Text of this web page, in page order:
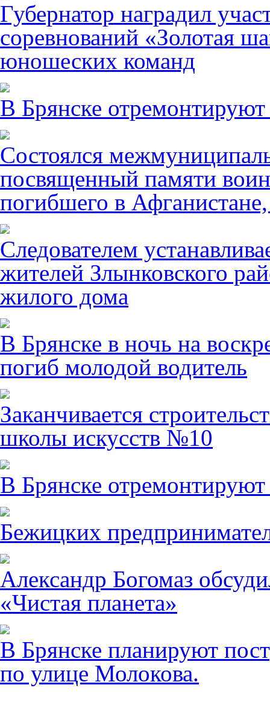
Губернатор наградил
соревнований «Золотая
юношеских команд
В Брянске
Состоялся
посвященный памяти
погибшего в
Следователем
жителей Злынковского
жилого дома
В Брянске в ночь на
погиб молодой водитель
Заканчивается
школы искусств №10
В Брянске
Бежицких
Александр Богомаз
«Чистая планета»
В Брянске планируют
по улице Молокова.